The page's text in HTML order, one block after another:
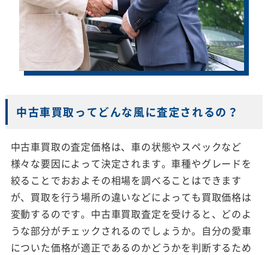
中古車買取ってどんな風に査定されるの？
中古車買取の査定価格は、車の状態やスペックなど
様々な要因によって決定されます。車種やグレードを
絞ることでおおよその相場を調べることはできます
が、買取を行う場所の違いなどによっても買取価格は
変動するのです。中古車買取査定を受けると、どのよ
うな部分がチェックされるのでしょうか。自分の愛車
についた価格が適正であるのかどうかを判断するため